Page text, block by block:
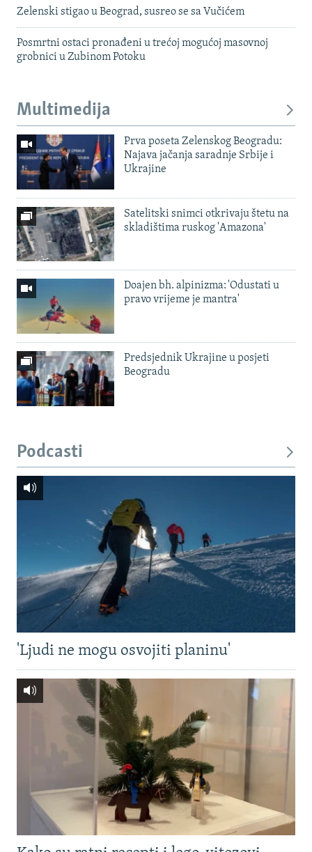
Zelenski stigao u Beograd, susreo se sa Vučićem
Posmrtni ostaci pronađeni u trećoj mogućoj masovnoj
grobnici u Zubinom Potoku
Multimedija
Prva poseta Zelenskog Beogradu:
Najava jačanja saradnje Srbije i
Ukrajine
Satelitski snimci otkrivaju štetu na
skladištima ruskog 'Amazona'
Doajen bh. alpinizma: 'Odustati u
pravo vrijeme je mantra'
Predsjednik Ukrajine u posjeti
Beogradu
Podcasti
'Ljudi ne mogu osvojiti planinu'